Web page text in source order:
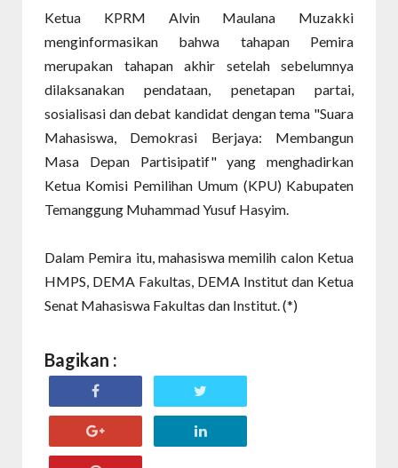
Ketua KPRM Alvin Maulana Muzakki
menginformasikan bahwa tahapan Pemira
merupakan tahapan akhir setelah sebelumnya
dilaksanakan pendataan, penetapan partai,
sosialisasi dan debat kandidat dengan tema "Suara
Mahasiswa, Demokrasi Berjaya: Membangun
Masa Depan Partisipatif" yang menghadirkan
Ketua Komisi Pemilihan Umum (KPU) Kabupaten
Temanggung Muhammad Yusuf Hasyim.
Dalam Pemira itu, mahasiswa memilih calon Ketua
HMPS, DEMA Fakultas, DEMA Institut dan Ketua
Senat Mahasiswa Fakultas dan Institut. (*)
Bagikan :